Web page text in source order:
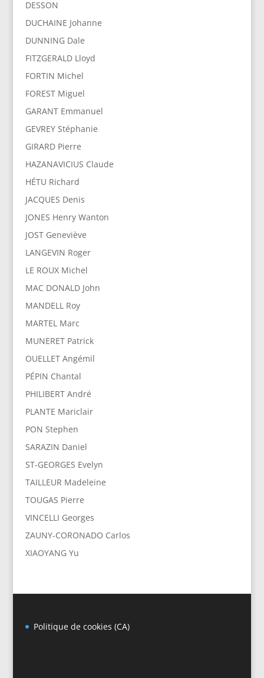
DESSON
DUCHAINE Johanne
DUNNING Dale
FITZGERALD Lloyd
FORTIN Michel
FOREST Miguel
GARANT Emmanuel
GEVREY Stéphanie
GIRARD Pierre
HAZANAVICIUS Claude
HÉTU Richard
JACQUES Denis
JONES Henry Wanton
JOST Geneviève
LANGEVIN Roger
LE ROUX Michel
MAC DONALD John
MANDELL Roy
MARTEL Marc
MUNERET Patrick
OUELLET Angémil
PÉPIN Chantal
PHILIBERT André
PLANTE Mariclair
PON Stephen
SARAZIN Daniel
ST-GEORGES Evelyn
TAILLEUR Madeleine
TOUGAS Pierre
VINCELLI Georges
ZAUNY-CORONADO Carlos
XIAOYANG Yu
Politique de cookies (CA)